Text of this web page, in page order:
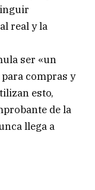
real y la
ser «un
compras y
esto,
de la
llega a